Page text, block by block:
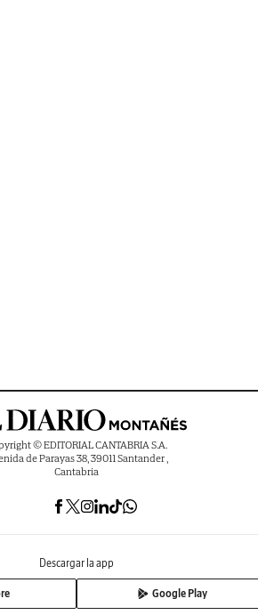
© EDITORIAL CANTABRIA S.A.
de Parayas 38, 39011 Santander ,
Cantabria
Descargar la app
Google Play